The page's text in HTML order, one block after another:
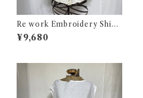
Re work Embroidery Shirt
/ リワーク ハンド刺繍入り シ
ャツ 古着
¥9,680